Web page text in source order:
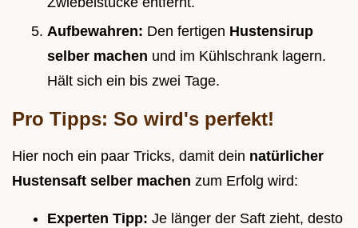
Aufbewahren: Den fertigen Hustensirup
selber machen und im Kühlschrank lagern.
Hält sich ein bis zwei Tage.
Pro Tipps: So wird's perfekt!
Hier noch ein paar Tricks, damit dein natürlicher
Hustensaft selber machen zum Erfolg wird:
Experten Tipp: Je länger der Saft zieht, desto